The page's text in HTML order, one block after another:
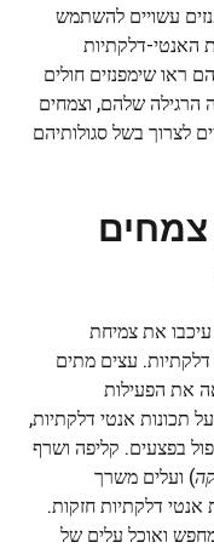
עשויים להשתמש
האנטי-דלקתיות
ראו שימפנזים חולים
הרגילה שלהם, וצמחים
לצרוך בשל סגולותיהם
צמחים
הצמחים עיכבו את צמיחת
תכונות אנטי דלקתיות. עצים מתים
את הפעילות
תכונות אנטי דלקתיות,
בפצעים. קליפה ושרף
) ועלים משרך
אנטי דלקתיות חזקות.
ואוכל עלים של